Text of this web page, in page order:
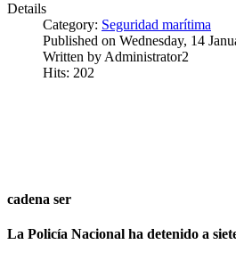
Details
Category: Seguridad marítima
Published on Wednesday, 14
Written by Administrator2
Hits: 202
cadena ser
La Policía Nacional ha detenido a